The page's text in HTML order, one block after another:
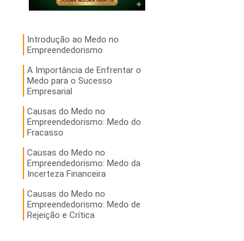
Introdução ao Medo no
Empreendedorismo
A Importância de Enfrentar o
Medo para o Sucesso
Empresarial
Causas do Medo no
Empreendedorismo: Medo do
Fracasso
Causas do Medo no
Empreendedorismo: Medo da
Incerteza Financeira
Causas do Medo no
Empreendedorismo: Medo de
Rejeição e Crítica